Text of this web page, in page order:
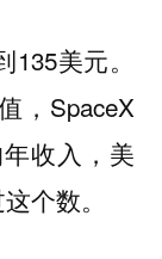
美元。
，SpaceX
收入，美
个数。